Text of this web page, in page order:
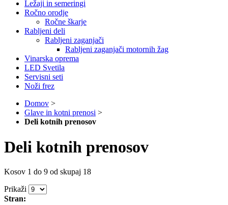
Ležaji in semeringi
Ročno orodje
Ročne škarje
Rabljeni deli
Rabljeni zaganjači
Rabljeni zaganjači motornih žag
Vinarska oprema
LED Svetila
Servisni seti
Noži frez
Domov >
Glave in kotni prenosi >
Deli kotnih prenosov
Deli kotnih prenosov
Kosov 1 do 9 od skupaj 18
Prikaži
Stran: